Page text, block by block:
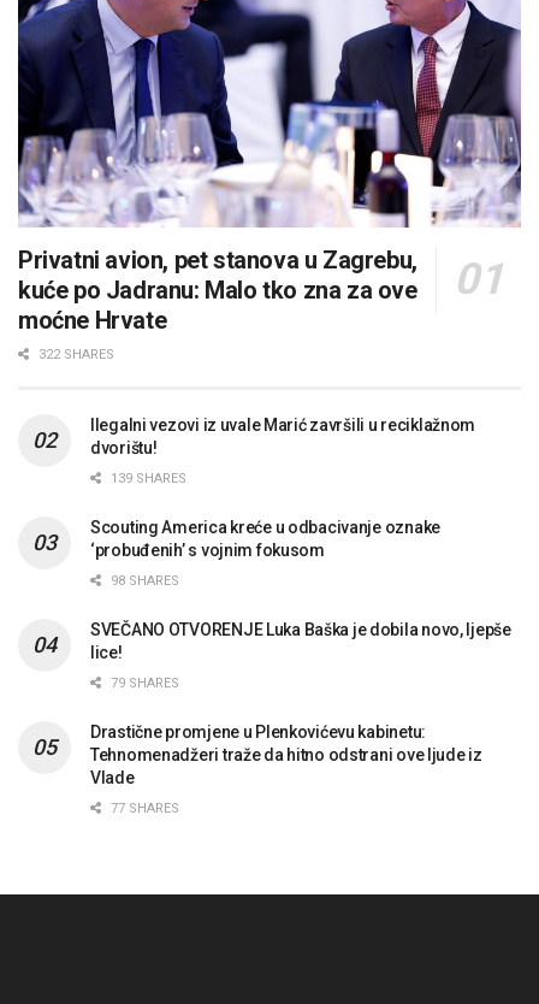
Privatni avion, pet stanova u Zagrebu,
kuće po Jadranu: Malo tko zna za ove
moćne Hrvate
322 SHARES
Ilegalni vezovi iz uvale Marić završili u reciklažnom
dvorištu!
139 SHARES
Scouting America kreće u odbacivanje oznake
‘probuđenih’ s vojnim fokusom
98 SHARES
SVEČANO OTVORENJE Luka Baška je dobila novo, ljepše
lice!
79 SHARES
Drastične promjene u Plenkovićevu kabinetu:
Tehnomenadžeri traže da hitno odstrani ove ljude iz
Vlade
77 SHARES